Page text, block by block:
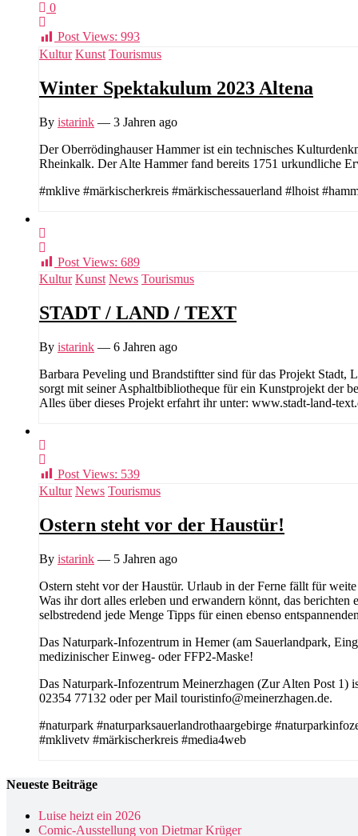
0
Post Views: 993
Kultur Kunst Tourismus
Winter Spektakulum 2023 Altena
By istarink — 3 Jahren ago
Der Oberrödinghauser Hammer ist ein technisches
Rheinkalk. Der Alte Hammer fand bereits 1751 urkundliche
#mklive #märkischerkreis #märkischessauerland #lhoist
Post Views: 689
Kultur Kunst News Tourismus
STADT / LAND / TEXT
By istarink — 6 Jahren ago
Barbara Peveling und Brandstiftter sind für das Projekt Stadt,
sorgt mit seiner Asphaltbibliotheque für ein Kunstprojekt der
Alles über dieses Projekt erfahrt ihr unter: www.stadt-land-
Post Views: 539
Kultur News Tourismus
Ostern steht vor der Haustür!
By istarink — 5 Jahren ago
Ostern steht vor der Haustür. Urlaub in der Ferne fällt für
Was ihr dort alles erleben und erwandern könnt, das
selbstredend jede Menge Tipps für einen ebenso
Das Naturpark-Infozentrum in Hemer (am Sauerlandpark,
medizinischer Einweg- oder FFP2-Maske!
Das Naturpark-Infozentrum Meinerzhagen (Zur Alten Post 1)
02354 77132 oder per Mail touristinfo@meinerzhagen.de.
#naturpark #naturparksauerlandrothaargebirge
#mklivetv #märkischerkreis #media4web
Neueste Beiträge
Luise heizt ein 2026
Comic-Ausstellung von Dietmar Krüger